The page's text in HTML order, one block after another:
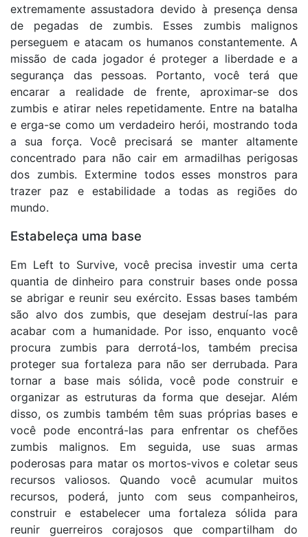
extremamente assustadora devido à presença densa
de pegadas de zumbis. Esses zumbis malignos
perseguem e atacam os humanos constantemente. A
missão de cada jogador é proteger a liberdade e a
segurança das pessoas. Portanto, você terá que
encarar a realidade de frente, aproximar-se dos
zumbis e atirar neles repetidamente. Entre na batalha
e erga-se como um verdadeiro herói, mostrando toda
a sua força. Você precisará se manter altamente
concentrado para não cair em armadilhas perigosas
dos zumbis. Extermine todos esses monstros para
trazer paz e estabilidade a todas as regiões do
mundo.
Estabeleça uma base
Em Left to Survive, você precisa investir uma certa
quantia de dinheiro para construir bases onde possa
se abrigar e reunir seu exército. Essas bases também
são alvo dos zumbis, que desejam destruí-las para
acabar com a humanidade. Por isso, enquanto você
procura zumbis para derrotá-los, também precisa
proteger sua fortaleza para não ser derrubada. Para
tornar a base mais sólida, você pode construir e
organizar as estruturas da forma que desejar. Além
disso, os zumbis também têm suas próprias bases e
você pode encontrá-las para enfrentar os chefões
zumbis malignos. Em seguida, use suas armas
poderosas para matar os mortos-vivos e coletar seus
recursos valiosos. Quando você acumular muitos
recursos, poderá, junto com seus companheiros,
construir e estabelecer uma fortaleza sólida para
reunir guerreiros corajosos que compartilham do